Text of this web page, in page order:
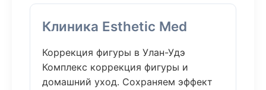
Клиника Esthetic Med
Коррекция фигуры в Улан-Удэ
Комплекс коррекция фигуры и
домашний уход. Сохраняем эффект